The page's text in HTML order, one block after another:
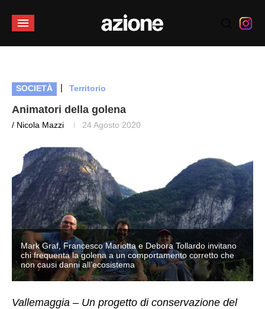
SOCIETÀ | Territorio
Animatori della golena
/ Nicola Mazzi 24 Agosto 2020
Mark Graf, Francesco Mariotta e Debora Tollardo invitano
chi frequenta la golena a un comportamento corretto che
non causi danni all’ecosistema
Vallemaggia – Un progetto di conservazione del